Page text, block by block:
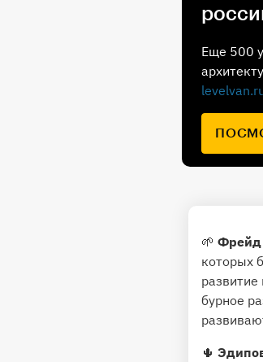
Еще 500
🌱 Фрейд
которых
бурное
🌵